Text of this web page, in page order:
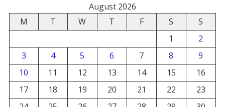
August 2026
M
T W T F S
S
1
2
3
4 5 6 7 8
9
10
11 12 13 14 15
16
17
18 19 20 21 22
23